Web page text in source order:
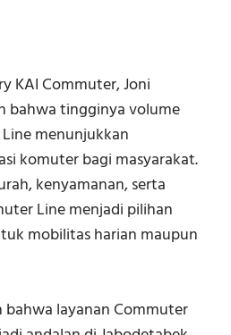
KAI Commuter, Joni
bahwa tingginya volume
menunjukkan
komuter bagi masyarakat.
kenyamanan, serta
Line menjadi pilihan
mobilitas harian maupun
bahwa layanan Commuter